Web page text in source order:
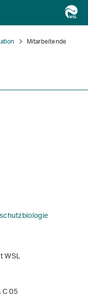
Mitarbeitende
WSL
05